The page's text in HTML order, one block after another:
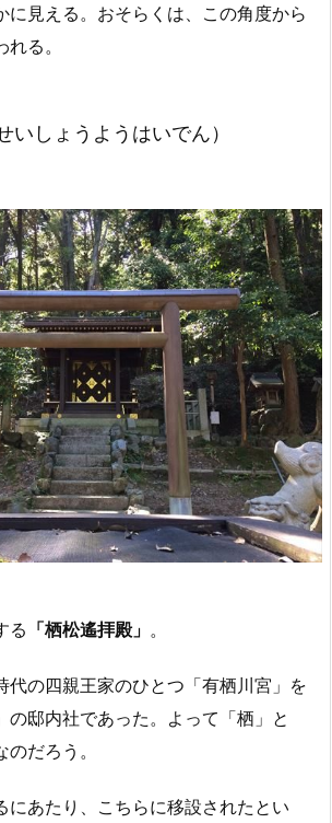
に見える。おそらくは、この角度から
る。
いしょうようはいでん）
る 「栖松遙拝殿」 。
代の四親王家のひとつ「有栖川宮」を
の邸内社であった。よって「栖」と
のだろう。
にあたり、こちらに移設されたとい